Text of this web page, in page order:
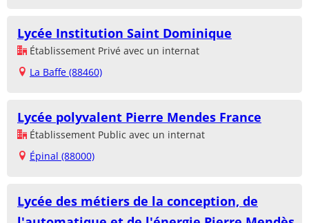
Lycée Institution Saint Dominique
Établissement Privé avec un internat
La Baffe (88460)
Lycée polyvalent Pierre Mendes France
Établissement Public avec un internat
Épinal (88000)
Lycée des métiers de la conception, de